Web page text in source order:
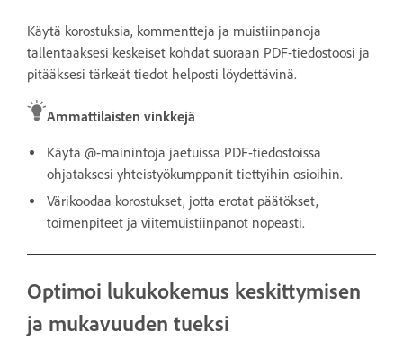
Käytä korostuksia, kommentteja ja muistiinpanoja
tallentaaksesi keskeiset kohdat suoraan PDF-tiedostoosi ja
pitääksesi tärkeät tiedot helposti löydettävinä.
Ammattilaisten vinkkejä
Käytä @-mainintoja jaetuissa PDF-tiedostoissa
ohjataksesi yhteistyökumppanit tiettyihin osioihin.
Värikoodaa korostukset, jotta erotat päätökset,
toimenpiteet ja viitemuistiinpanot nopeasti.
Optimoi lukukokemus keskittymisen
ja mukavuuden tueksi